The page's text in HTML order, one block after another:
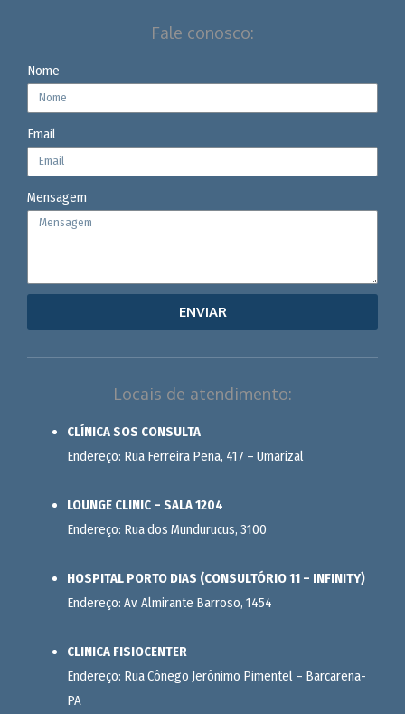
Fale conosco:
Nome
Email
Mensagem
ENVIAR
Locais de atendimento:
CLÍNICA SOS CONSULTA
Endereço: Rua Ferreira Pena, 417 – Umarizal
LOUNGE CLINIC – SALA 1204
Endereço: Rua dos Mundurucus, 3100
HOSPITAL PORTO DIAS (CONSULTÓRIO 11 – INFINITY)
Endereço: Av. Almirante Barroso, 1454
CLINICA FISIOCENTER
Endereço: Rua Cônego Jerônimo Pimentel – Barcarena-
PA